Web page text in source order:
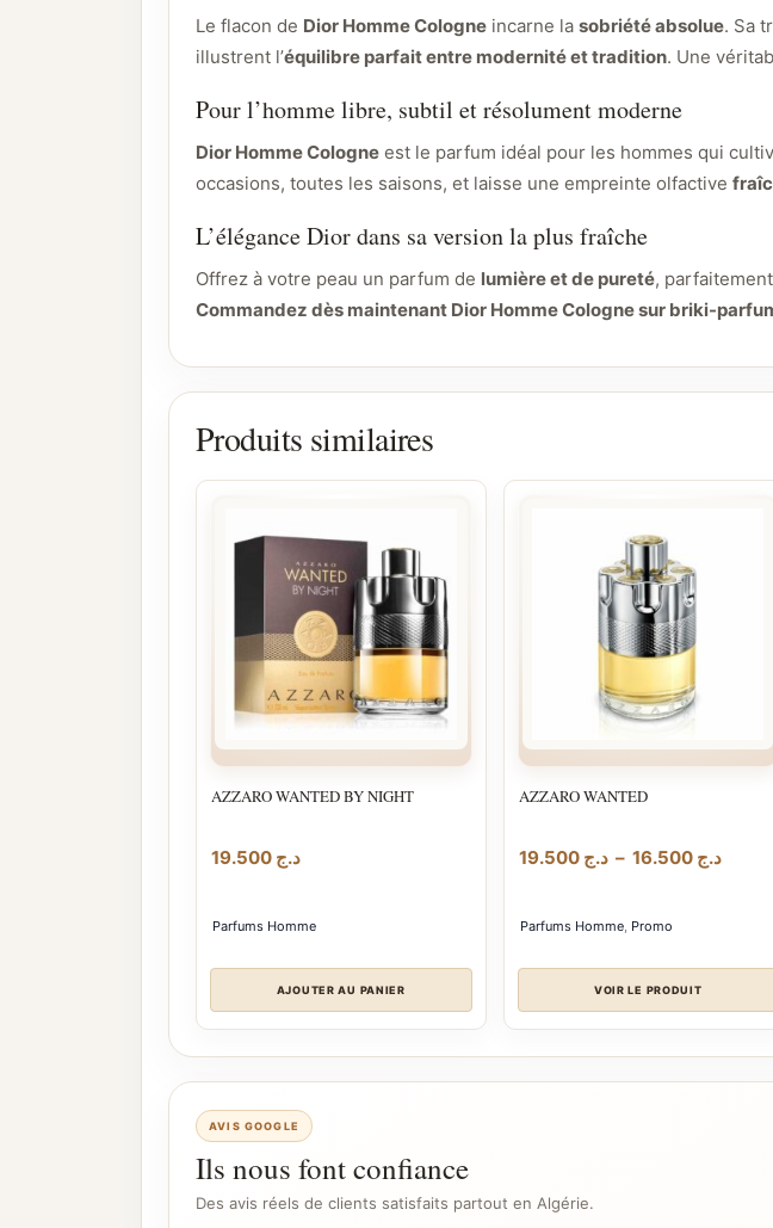
Le flacon de Dior Homme Cologne incarne la sobriété absolue. Sa
illustrent l’équilibre parfait entre modernité et tradition. Une
Pour l’homme libre, subtil et résolument moderne
Dior Homme Cologne est le parfum idéal pour les hommes qui
occasions, toutes les saisons, et laisse une empreinte olfactive
L’élégance Dior dans sa version la plus fraîche
Offrez à votre peau un parfum de lumière et de pureté,
Commandez dès maintenant Dior Homme Cologne sur briki-
Produits similaires
AZZARO WANTED BY NIGHT
د.ج
Parfums Homme
AJOUTER AU PANIER
AZZARO WANTED
د.ج 16.500
– د.ج 19.500
Plage
Parfums Homme, Promo
VOIR LE PRODUIT
AVIS GOOGLE
Ils nous font confiance
Des avis réels de clients satisfaits partout en Algérie.